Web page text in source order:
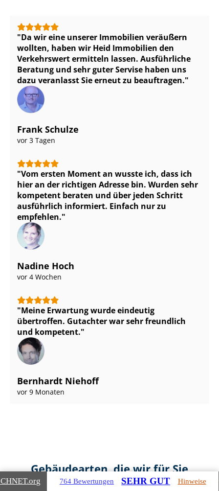
Da wir eine unserer Immobilien veräußern
wollten, haben wir Heid Immobilien den
Verkehrswert ermitteln lassen. Ausführliche
Beratung und sehr guter Servise haben uns
dazu veranlasst Sie erneut zu beauftragen.
Frank Schulze
vor 3 Tagen
Vom ersten Moment an wusste ich, dass ich
hier an der richtigen Adresse bin. Wurden sehr
kompetent beraten und über jeden Schritt
ausführlich informiert. Einfach nur zu
empfehlen.
Nadine Hoch
vor 4 Wochen
Meine Erwartung wurde eindeutig
übertroffen. Gutachter war sehr freundlich
und kompetent.
Bernhardt Niehoff
vor 9 Monaten
Gebäudearten, die wir für Sie
bewerten
.org 764 Bewertungen SEHR GUT Hinweise